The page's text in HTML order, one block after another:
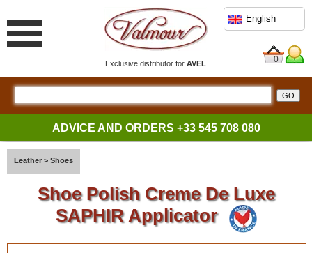
Exclusive distributor forAVEL
English
0
ADVICE AND ORDERS +33 545 708 080
Leather > Shoes
Shoe Polish Creme De Luxe
SAPHIR Applicator